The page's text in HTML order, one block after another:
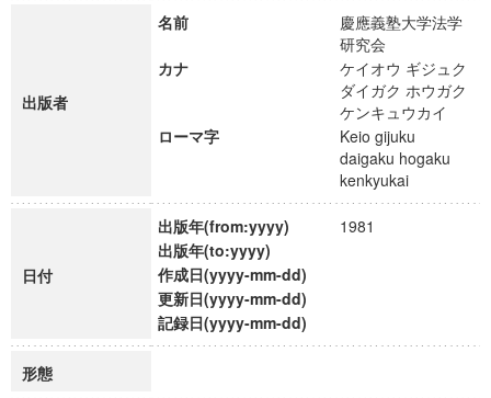
出版者
名前
慶應義塾大学法学
研究会
カナ
ケイオウ ギジュク
ダイガク ホウガク
ケンキュウカイ
ローマ字
Keio gijuku
daigaku hogaku
kenkyukai
日付
出版年(from:yyyy)
1981
出版年(to:yyyy)
作成日(yyyy-mm-dd)
更新日(yyyy-mm-dd)
記録日(yyyy-mm-dd)
形態